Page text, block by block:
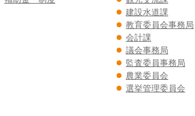
建設水道課
教育委員会事務局
会計課
議会事務局
監査委員事務局
農業委員会
選挙管理委員会